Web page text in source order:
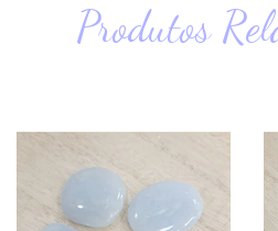
Produtos